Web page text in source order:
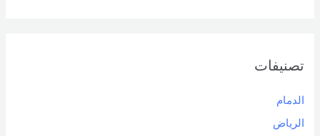
تصنيفات
الدمام
الرياض